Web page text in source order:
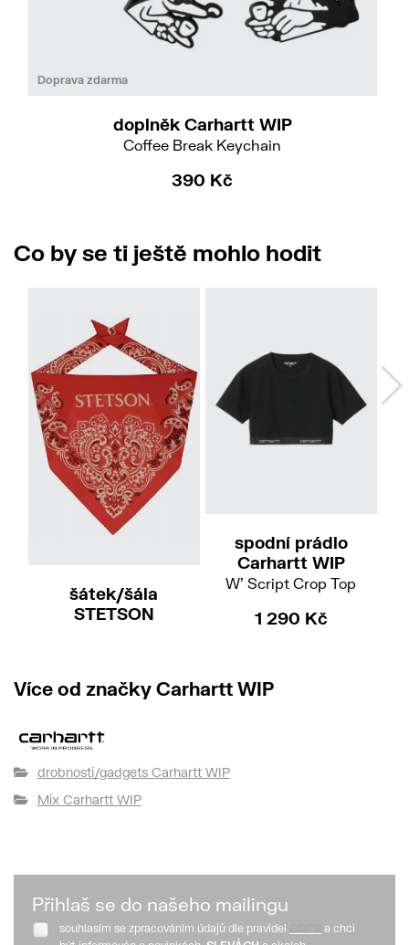
Doprava zdarma
doplněk Carhartt WIP
Coffee Break Keychain
390 Kč
Co by se ti ještě mohlo hodit
šátek/šála
STETSON
spodní prádlo
Carhartt WIP
W' Script Crop Top
1 290 Kč
Více od značky Carhartt WIP
drobnosti/gadgets Carhartt WIP
Mix Carhartt WIP
Přihlaš se do našeho mailingu
souhlasím se zpracováním údajů dle pravidel
a chci